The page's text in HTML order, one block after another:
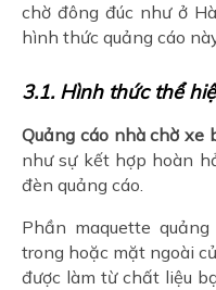
chờ đông đúc như ở
hình thức quảng cáo
3.1. Hình thức thể
Quảng cáo nhà chờ xe
như sự kết hợp hoàn
đèn quảng cáo.
Phần maquette
trong hoặc mặt ngoài
được làm từ chất liệu